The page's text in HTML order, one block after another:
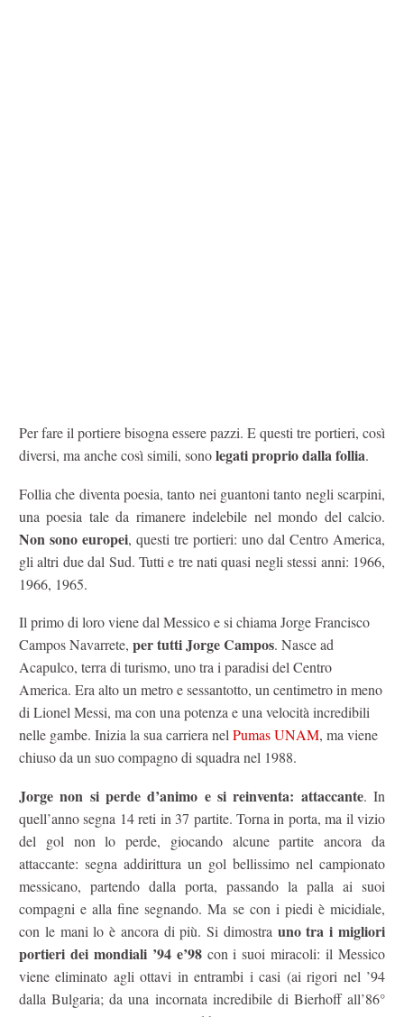
Per fare il portiere bisogna essere pazzi. E questi tre portieri, così
diversi, ma anche così simili, sonolegati proprio dalla follia.
Follia che diventa poesia, tanto nei guantoni tanto negli scarpini,
una poesia tale da rimanere indelebile nel mondo del calcio.
Non sono europei, questi tre portieri: uno dal Centro America,
gli altri due dal Sud. Tutti e tre nati quasi negli stessi anni: 1966,
1966, 1965.
Il primo di loro viene dal Messico e si chiama Jorge Francisco
Campos Navarrete, per tutti Jorge Campos. Nasce ad
Acapulco, terra di turismo, uno tra i paradisi del Centro
America. Era alto un metro e sessantotto, un centimetro in meno
di Lionel Messi, ma con una potenza e una velocità incredibili
nelle gambe. Inizia la sua carriera nel Pumas UNAM, ma viene
chiuso da un suo compagno di squadra nel 1988.
Jorge non si perde d’animo e si reinventa: attaccante. In
quell’anno segna 14 reti in 37 partite. Torna in porta, ma il vizio
del gol non lo perde, giocando alcune partite ancora da
attaccante: segna addirittura un gol bellissimo nel campionato
messicano, partendo dalla porta, passando la palla ai suoi
compagni e alla fine segnando. Ma se con i piedi è micidiale,
con le mani lo è ancora di più. Si dimostra uno tra i migliori
portieri dei mondiali ’94 e’98con i suoi miracoli: il Messico
viene eliminato agli ottavi in entrambi i casi (ai rigori nel ’94
dalla Bulgaria; da una incornata incredibile di Bierhoff all’86°